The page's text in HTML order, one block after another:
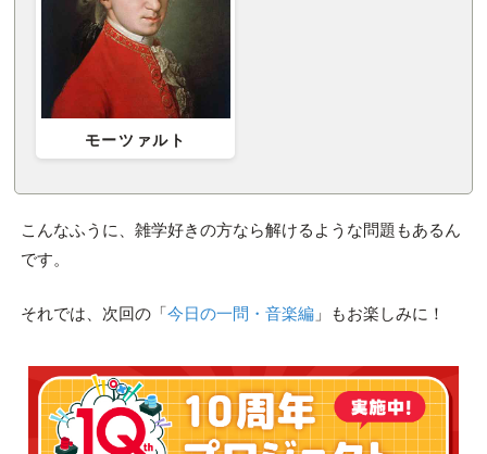
モーツァルト
こんなふうに、雑学好きの方なら解けるような問題もあるん
です。
それでは、次回の「今日の一問・音楽編」もお楽しみに！